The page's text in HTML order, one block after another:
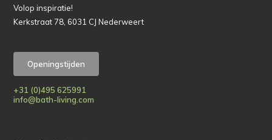
Volop inspiratie!
Kerkstraat 78, 6031 CJ Nederweert
Openingstijden
+31 (0)495 625991
info@bath-living.com